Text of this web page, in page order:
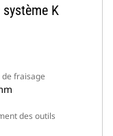
K
fraisage
des outils